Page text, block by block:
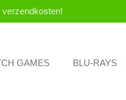
verzendkosten!
GAMES BLU-RAYS